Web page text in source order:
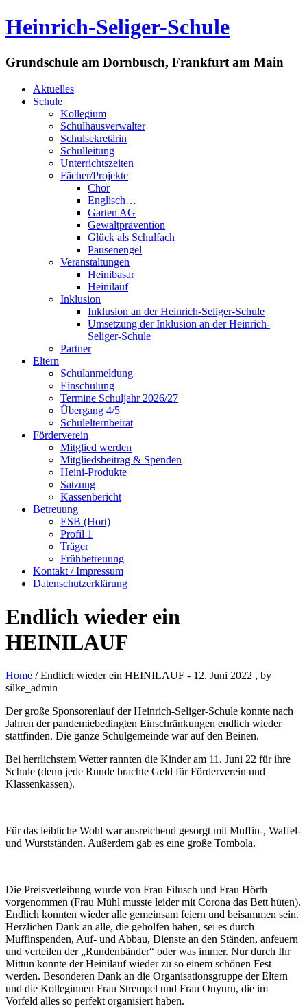
Heinrich-Seliger-Schule
Grundschule am Dornbusch, Frankfurt am Main
Aktuelles
Schule
Kollegium
Schulhausverwalter
Schulsekretärin
Schulleitung
Unterrichtszeiten
Fächer/Projekte
Chor
Englisch…
Garten AG
Gewaltprävention
Glück als Schulfach
Pausenengel
Veranstaltungen
Heinibasar
Heinilauf
Inklusion
Inklusion an der Heinrich-Seliger-Schule
Umsetzung der Inklusion an der Heinrich-
Seliger-Schule
Partner
Eltern
Schulanmeldung
Einschulung
Termine Schuljahr 2026/27
Übergang 4/5
Schulelternbeirat
Förderverein
Mitglied werden
Mitgliedsbeitrag & Spenden
Heini-Produkte
Satzung
Kassenbericht
Betreuung
ESB (Hort)
Profil 1
Träger
Frühbetreuung
Kontakt / Impressum
Datenschutzerklärung
Endlich wieder ein
HEINILAUF
Home / Endlich wieder ein HEINILAUF - 12. Juni 2022 , by
silke_admin
Der große Sponsorenlauf der Heinrich-Seliger-Schule konnte nach
Jahren der pandemiebedingten Einschränkungen endlich wieder
stattfinden. Die ganze Schulgemeinde war auf den Beinen.
Bei herrlichstem Wetter rannten die Kinder am 11. Juni 22 für ihre
Schule (denn jede Runde brachte Geld für Förderverein und
Klassenkassen).
Für das leibliche Wohl war ausreichend gesorgt mit Muffin-, Waffel-
und Wurstständen. Außerdem gab es eine große Tombola.
Die Preisverleihung wurde von Frau Filusch und Frau Hörth
vorgenommen (Frau Mühl musste leider mit Corona das Bett hüten).
Endlich konnten wieder alle gemeinsam feiern und beisammen sein.
Herzlichen Dank an alle, die geholfen haben, sei es durch
Muffinspenden, Auf- und Abbau, Dienste an den Ständen, anfeuern
und verteilen der „Rundenbänder“ oder was immer. Nur durch Ihr
Mittun konnte der Heinilauf wieder zu so einem schönen Fest
werden. Besonderen Dank an die Organisationsgruppe der Eltern
und die Kolleginnen Frau Strempel und Frau Onyuru, die im
Vorfeld alles so perfekt organisiert haben.